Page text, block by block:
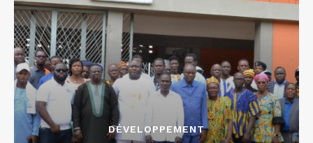
DÉVELOPPEMENT